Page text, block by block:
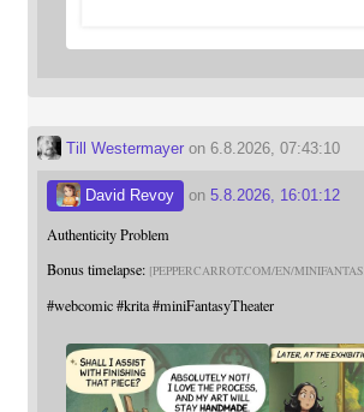
Till Westermayeron 6.8.2026, 07:43:10
David Revoy on 5.8.2026, 16:01:12
Authenticity Problem
Bonus timelapse: PEPPERCARROT.COM/EN/MINIFANTAS
#webcomic #krita #miniFantasyTheater